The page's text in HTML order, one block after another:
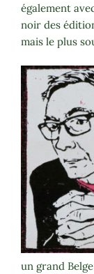
également
noir des
mais le plus
un grand